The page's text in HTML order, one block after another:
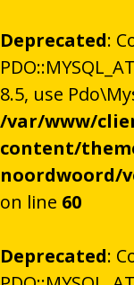
Deprecated:
8.5, use
/var/www/
content/
noordwoord/
on line 60
Deprecated: